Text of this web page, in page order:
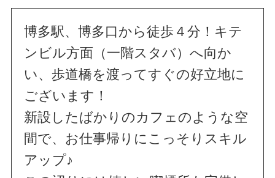
博多駅、博多口から徒歩４分！キテ
ンビル方面（一階スタバ）へ向か
い、歩道橋を渡ってすぐの好立地に
ございます！
新設したばかりのカフェのような空
間で、お仕事帰りにこっそりスキル
アップ♪